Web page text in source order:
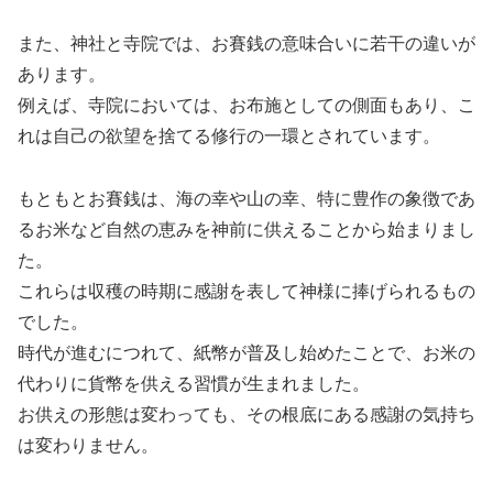
また、神社と寺院では、お賽銭の意味合いに若干の違いが
あります。
例えば、寺院においては、お布施としての側面もあり、こ
れは自己の欲望を捨てる修行の一環とされています。
もともとお賽銭は、海の幸や山の幸、特に豊作の象徴であ
るお米など自然の恵みを神前に供えることから始まりまし
た。
これらは収穫の時期に感謝を表して神様に捧げられるもの
でした。
時代が進むにつれて、紙幣が普及し始めたことで、お米の
代わりに貨幣を供える習慣が生まれました。
お供えの形態は変わっても、その根底にある感謝の気持ち
は変わりません。